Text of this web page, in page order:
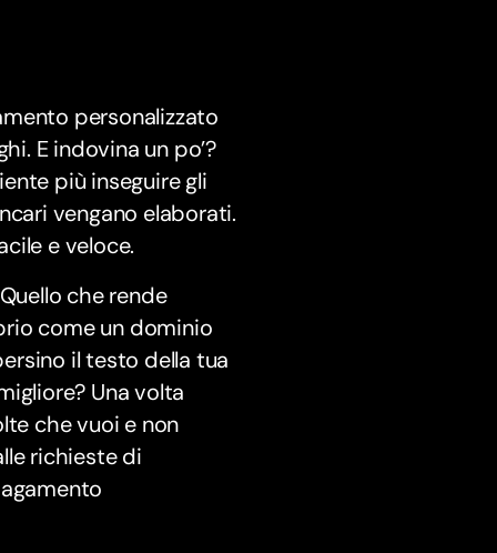
personalizzato
E indovina un po’?
più inseguire gli
vengano elaborati.
e veloce.
che rende
come un dominio
il testo della tua
Una volta
che vuoi e non
richieste di